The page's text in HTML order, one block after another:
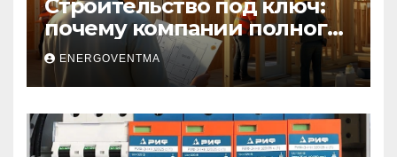
Строительство под ключ:
почему компании полного
цикла меняют рынок
недвижимости
ENERGOVENTMA